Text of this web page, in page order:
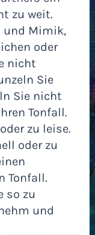
zu weit.
und Mimik,
oder
nicht
Sie
Sie nicht
Tonfall.
zu leise.
oder zu
Tonfall.
so zu
und